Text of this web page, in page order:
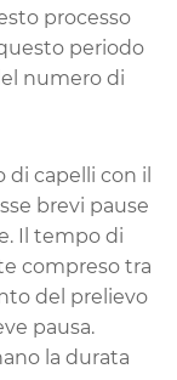
processo
periodo
numero di
capelli con il
brevi pause
Il tempo di
compreso tra
del prelievo
pausa.
la durata